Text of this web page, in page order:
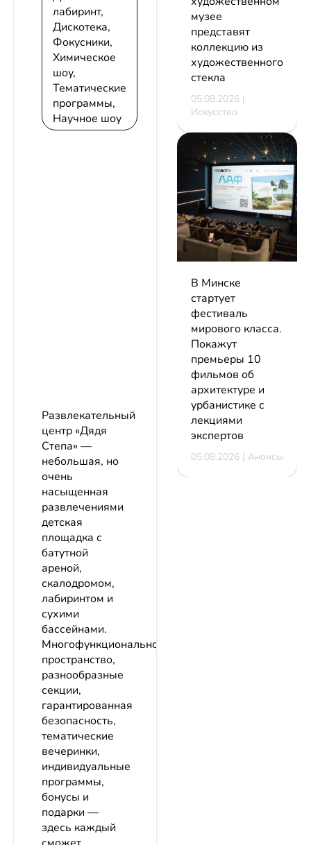
лабиринт,
Дискотека,
Фокусники,
Химическое
шоу,
Тематические
программы,
Научное шоу
Развлекательный
центр «Дядя
Степа» —
небольшая, но
очень
насыщенная
развлечениями
детская
площадка с
батутной
ареной,
скалодромом,
лабиринтом и
сухими
бассейнами.
Многофункциональное
пространство,
разнообразные
секции,
гарантированная
безопасность,
тематические
вечеринки,
индивидуальные
программы,
бонусы и
подарки —
здесь каждый
музее
представят
коллекцию из
художественного
стекла
05.08.2026 |
Искусство
В Минске
стартует
фестиваль
мирового класса.
Покажут
премьеры 10
фильмов об
архитектуре и
урбанистике с
лекциями
экспертов
05.08.2026 | Анонсы